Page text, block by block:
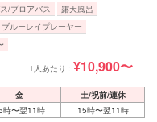
/ブロアバス
露天風呂
ブルーレイプレーヤー
1人あたり : ¥10,900〜
金
土/祝前/連休
時〜翌11時 15時〜翌11時